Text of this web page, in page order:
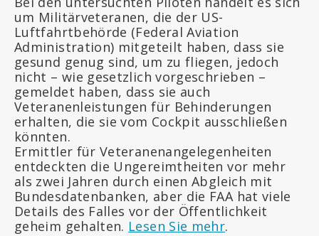
um Militärveteranen, die der US-
Luftfahrtbehörde (Federal Aviation
Administration) mitgeteilt haben, dass sie
gesund genug sind, um zu fliegen, jedoch
nicht – wie gesetzlich vorgeschrieben –
gemeldet haben, dass sie auch
Veteranenleistungen für Behinderungen
erhalten, die sie vom Cockpit ausschließen
könnten.
Ermittler für Veteranenangelegenheiten
entdeckten die Ungereimtheiten vor mehr
als zwei Jahren durch einen Abgleich mit
Bundesdatenbanken, aber die FAA hat viele
Details des Falles vor der Öffentlichkeit
geheim gehalten. Lesen Sie mehr.